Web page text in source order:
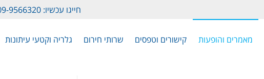
חייגו עכשיו: 09-9566320
מאמרים והופעות קישורים וטפסים שרותי חירום גלריה וקטעי עיתונות